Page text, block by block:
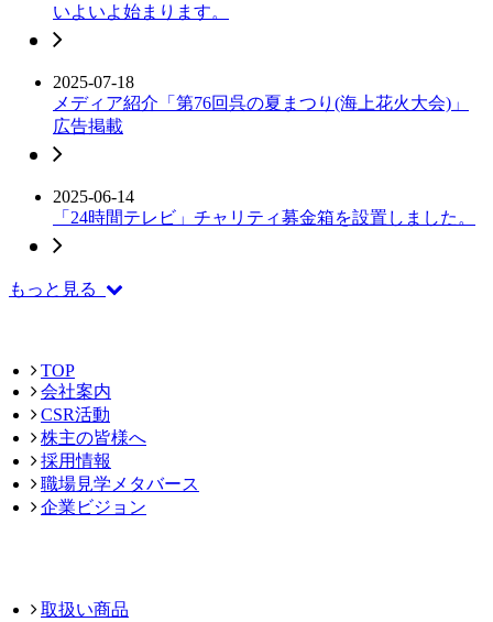
いよいよ始まります。
2025-07-18
メディア紹介「第76回呉の夏まつり(海上花火大会)」
広告掲載
2025-06-14
「24時間テレビ」チャリティ募金箱を設置しました。
もっと見る
TOP
会社案内
CSR活動
株主の皆様へ
採用情報
職場見学メタバース
企業ビジョン
取扱い商品